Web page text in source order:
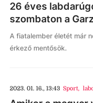
26 éves
szombaton a
A fiatalember életét már
érkező mentősök.
2023. 01. 16., 13:43 Sport,